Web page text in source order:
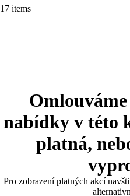
17 items
nabídky v této
platná,
Pro zobrazení platných akcí